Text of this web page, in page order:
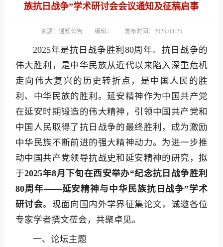
族抗日战争”学术研讨会会议通知及征稿启事
来源：通知公告 编辑： 发布时间：2025-04-25
2025年是抗日战争胜利80周年。抗日战争的
伟大胜利，是中华民族从近代以来陷入深重危机
走向伟大复兴的历史转折点，是中国人民的胜
利、中华民族的胜利。延安精神作为中国共产党
在延安时期锻造的伟大精神，引领中国共产党和
中国人民取得了抗日战争的最终胜利，成为激励
中华民族不断前进的强大精神动力。为进一步推
动中国共产党领导抗战史和延安精神的研究，拟
于2025年8月下旬在西安举办“纪念抗日战争胜利
80周年——延安精神与中华民族抗日战争”学术
研讨会。现面向国内外学界征集论文，诚邀各位
专家学者撰文莅会，共聚卓见。
一、论坛主题